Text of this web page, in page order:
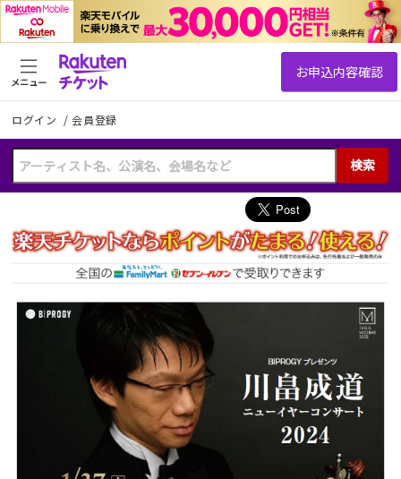
ログイン /会員登録
検索
メニュー